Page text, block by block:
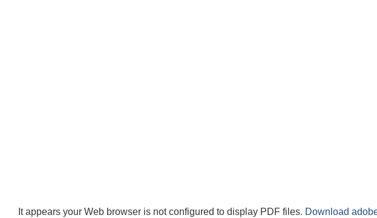
It appears your Web browser is not configured to display PDF files. Download